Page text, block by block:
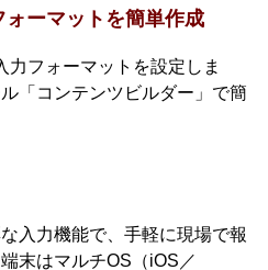
ーマットを簡単作成
フォーマットを設定しま
「コンテンツビルダー」で簡
入力機能で、手軽に現場で報
末はマルチOS（iOS／